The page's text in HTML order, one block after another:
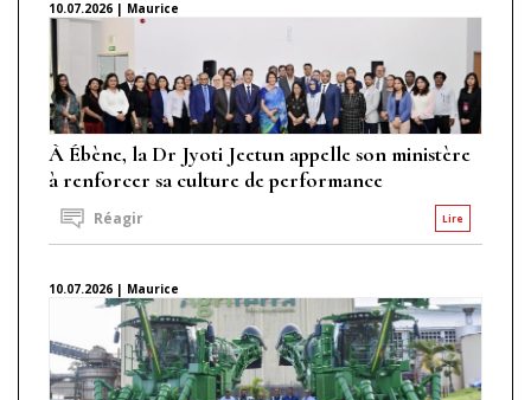
10.07.2026 | Maurice
À Ébène, la Dr Jyoti Jeetun appelle son ministère
à renforcer sa culture de performance
Lire
Réagir
10.07.2026 | Maurice